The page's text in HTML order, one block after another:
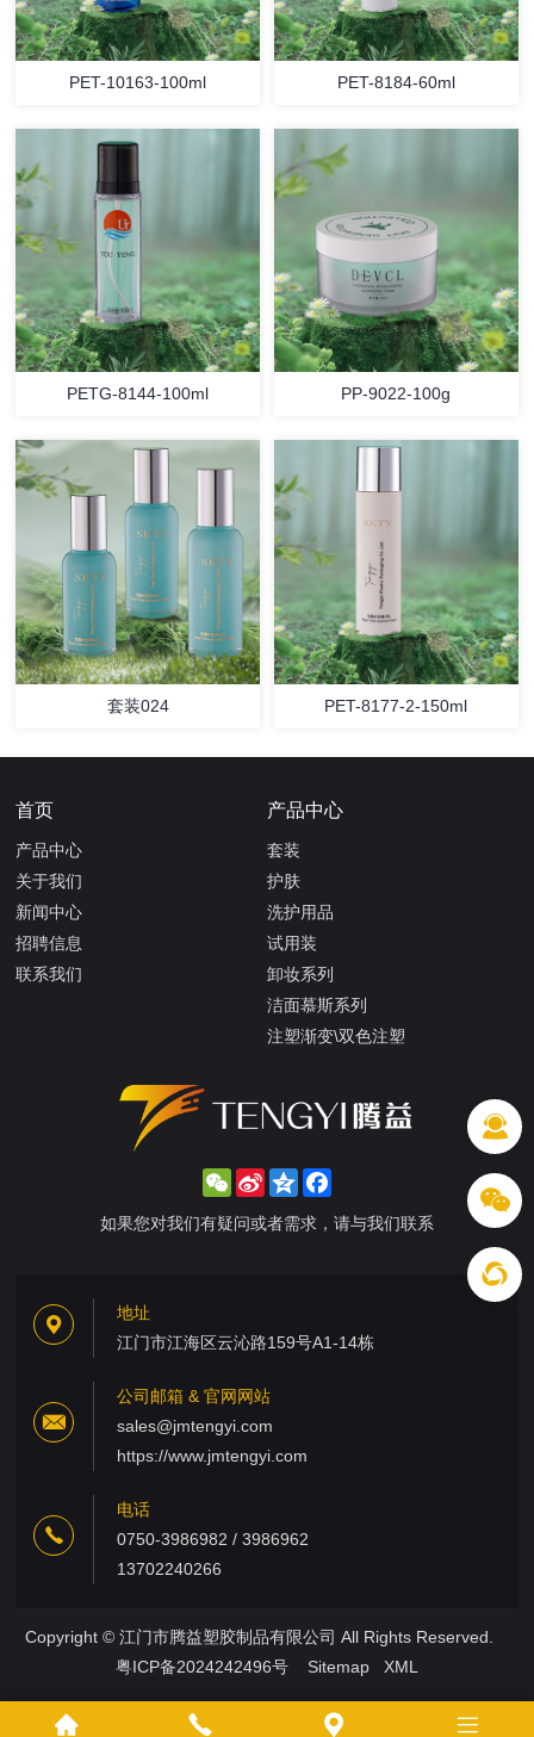
PET-10163-100ml PET-8184-60ml
PETG-8144-100ml PP-9022-100g
套装024 PET-8177-2-150ml
首页
产品中心
关于我们
新闻中心
招聘信息
联系我们
产品中心
套装
护肤
洗护用品
试用装
卸妆系列
洁面慕斯系列
注塑渐变\双色注塑
WeChat
Sina
Weibo
Qzone
如果您对我们有疑问或者需求，请与我们联系
地址
江门市江海区云沁路159号A1-14栋
公司邮箱 & 官网网站
sales@jmtengyi.com
https://www.jmtengyi.com
电话
0750-3986982 / 3986962
13702240266
Copyright © 江门市腾益塑胶制品有限公司 All Rights Reserved.
粤ICP备2024242496号
Sitemap XML